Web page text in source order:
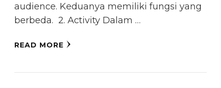
audience. Keduanya memiliki fungsi yang
berbeda. 2. Activity Dalam …
READ MORE